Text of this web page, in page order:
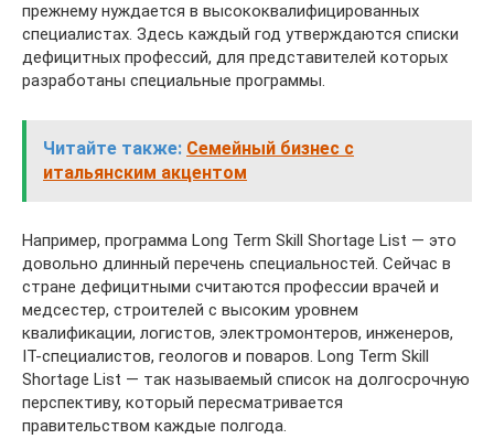
прежнему нуждается в высококвалифицированных
специалистах. Здесь каждый год утверждаются списки
дефицитных профессий, для представителей которых
разработаны специальные программы.
Читайте также: Семейный бизнес с
итальянским акцентом
Например, программа Long Term Skill Shortage List — это
довольно длинный перечень специальностей. Сейчас в
стране дефицитными считаются профессии врачей и
медсестер, строителей с высоким уровнем
квалификации, логистов, электромонтеров, инженеров,
IT-специалистов, геологов и поваров. Long Term Skill
Shortage List — так называемый список на долгосрочную
перспективу, который пересматривается
правительством каждые полгода.